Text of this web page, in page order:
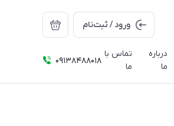
ورود / ثبت‌نام
درباره
ما
تماس با
ما
09138488018